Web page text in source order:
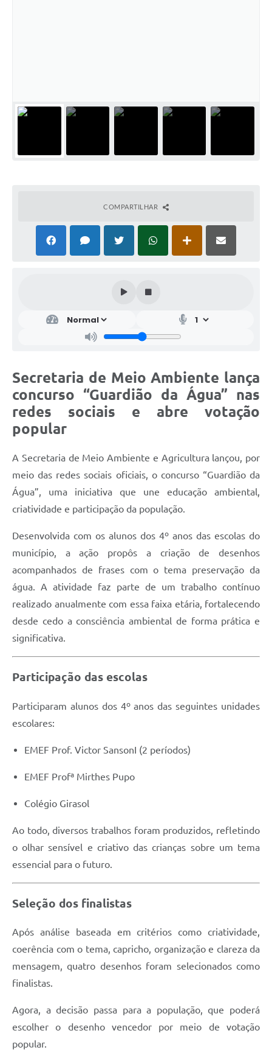
COMPARTILHAR
Secretaria de Meio Ambiente lança
concurso “Guardião da Água” nas
redes sociais e abre votação
popular
A Secretaria de Meio Ambiente e Agricultura lançou, por
meio das redes sociais oficiais, o concurso “Guardião da
Água”, uma iniciativa que une educação ambiental,
criatividade e participação da população.
Desenvolvida com os alunos dos 4º anos das escolas do
município, a ação propôs a criação de desenhos
acompanhados de frases com o tema preservação da
água. A atividade faz parte de um trabalho contínuo
realizado anualmente com essa faixa etária, fortalecendo
desde cedo a consciência ambiental de forma prática e
significativa.
Participação das escolas
Participaram alunos dos 4º anos das seguintes unidades
escolares:
EMEF Prof. Victor SansonI (2 períodos)
EMEF Profª Mirthes Pupo
Colégio Girasol
Ao todo, diversos trabalhos foram produzidos, refletindo
o olhar sensível e criativo das crianças sobre um tema
essencial para o futuro.
Seleção dos finalistas
Após análise baseada em critérios como criatividade,
coerência com o tema, capricho, organização e clareza da
mensagem, quatro desenhos foram selecionados como
finalistas.
Agora, a decisão passa para a população, que poderá
escolher o desenho vencedor por meio de votação
popular.